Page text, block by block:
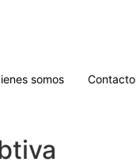
somos Contacto